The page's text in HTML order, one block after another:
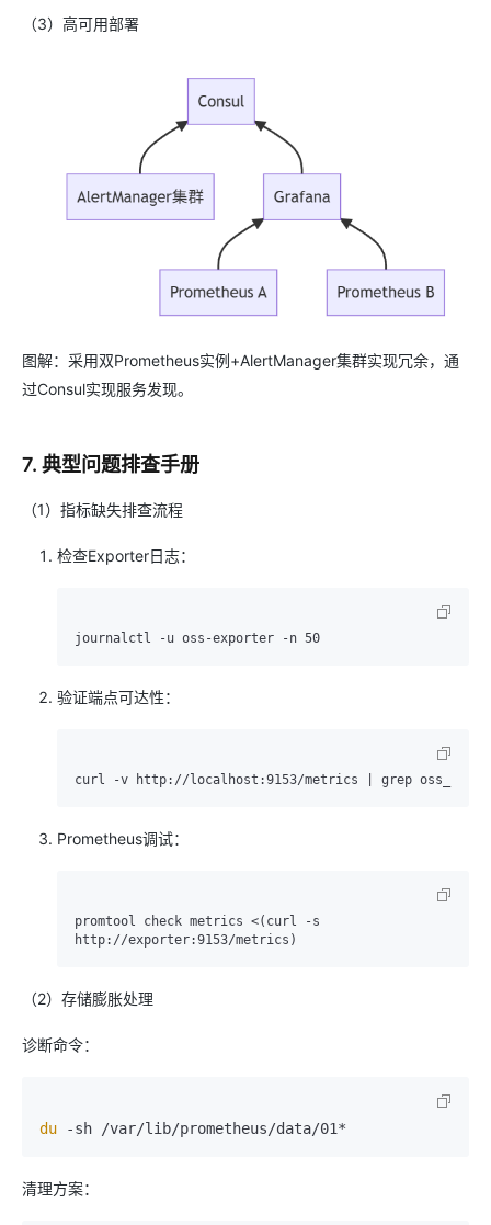
（3）高可用部署
图解：采用双Prometheus实例+AlertManager集群实现冗余，通
过Consul实现服务发现。
7. 典型问题排查手册
（1）指标缺失排查流程
检查Exporter日志：
验证端点可达性：
Prometheus调试：
promtool check metrics <(curl -s
（2）存储膨胀处理
诊断命令：
du
清理方案：